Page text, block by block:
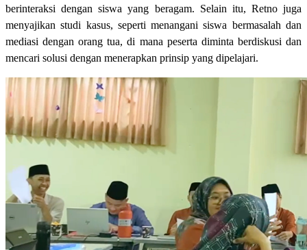
berinteraksi dengan siswa yang beragam. Selain itu, Retno juga
menyajikan studi kasus, seperti menangani siswa bermasalah dan
mediasi dengan orang tua, di mana peserta diminta berdiskusi dan
mencari solusi dengan menerapkan prinsip yang dipelajari.